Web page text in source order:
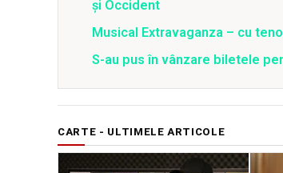
și Occident
Musical Extravaganza – cu
S-au pus în vânzare biletele
CARTE - ULTIMELE ARTICOLE